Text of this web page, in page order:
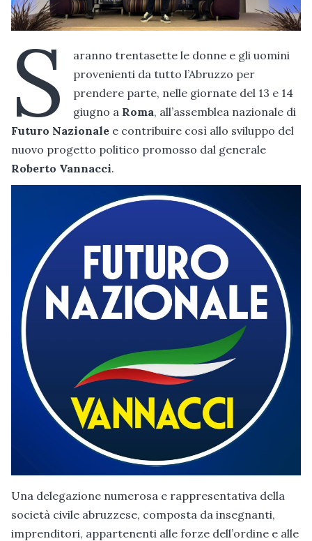
S
aranno trentasette le donne e gli uomini
provenienti da tutto l’Abruzzo per
prendere parte, nelle giornate del 13 e 14
giugno a Roma, all’assemblea nazionale di
Futuro Nazionale e contribuire così allo sviluppo del
nuovo progetto politico promosso dal generale
Roberto Vannacci.
Una delegazione numerosa e rappresentativa della
società civile abruzzese, composta da insegnanti,
imprenditori, appartenenti alle forze dell’ordine e alle